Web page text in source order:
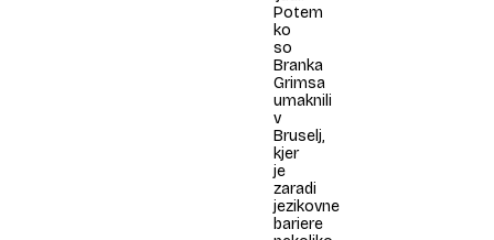
Potem
ko
so
Branka
Grimsa
umaknili
v
Bruselj,
kjer
je
zaradi
jezikovne
bariere